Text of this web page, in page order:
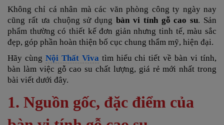
Không chỉ cá nhân mà các văn phòng công ty ngày nay
cũng rất ưa chuộng sử dụng bàn vi tính gỗ cao su. Sản
phẩm thường có thiết kế đơn giản nhưng tinh tế, màu sắc
đẹp, góp phần hoàn thiện bố cục chung thẩm mỹ, hiện đại.
Hãy cùng Nội Thất Viva tìm hiểu chi tiết về bàn vi tính,
bàn làm việc gỗ cao su chất lượng, giá rẻ mới nhất trong
bài viết dưới đây.
1. Nguồn gốc, đặc điểm của